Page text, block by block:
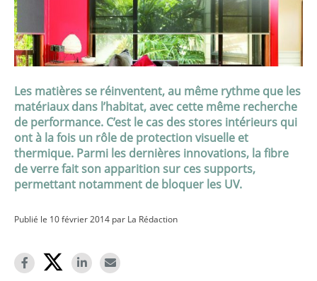
Les matières se réinventent, au même rythme que les
matériaux dans l’habitat, avec cette même recherche
de performance. C’est le cas des stores intérieurs qui
ont à la fois un rôle de protection visuelle et
thermique. Parmi les dernières innovations, la fibre
de verre fait son apparition sur ces supports,
permettant notamment de bloquer les UV.
Publié le 10 février 2014 par La Rédaction